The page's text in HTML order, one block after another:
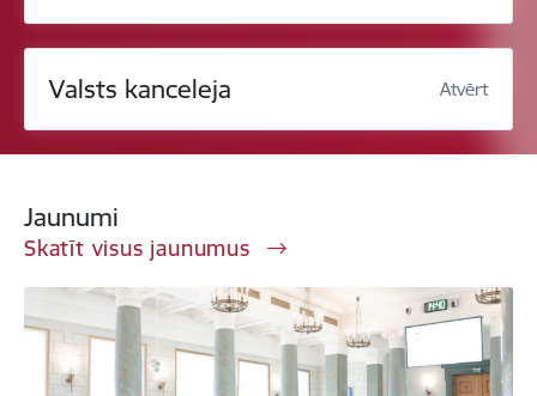
Valsts kanceleja Atvērt
Jaunumi
Skatīt visus jaunumus